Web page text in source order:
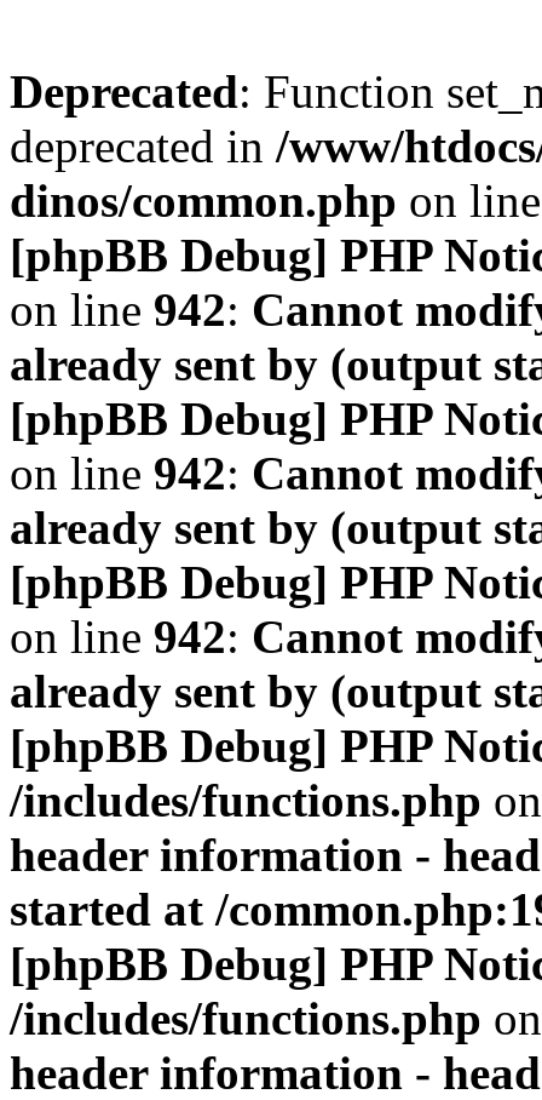
Deprecated: Function
deprecated in /www/
dinos/common.php on
[phpBB Debug] PHP
on line 942: Cannot
already sent by (output
[phpBB Debug] PHP
on line 942: Cannot
already sent by (output
[phpBB Debug] PHP
on line 942: Cannot
already sent by (output
[phpBB Debug] PHP
/includes/functions.php
header information -
started at /
[phpBB Debug] PHP
/includes/functions.php
header information -